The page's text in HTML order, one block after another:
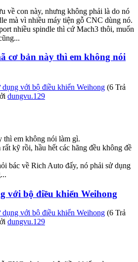
về con này, nhưng không phải là do nó
mà vì nhiều máy tiện gỗ CNC dùng nó.
nhiều spindle thì cứ Mach3 thôi, muốn
cơ bản này thì em không nói
dụng với bộ điều khiển Weihong (6 Trả
dungvu.129
thì em không nói làm gì.
kỹ rồi, hầu hết các hãng đều không đề
bác về Rich Auto đấy, nó phải sử dụng
với bộ điều khiển Weihong
dụng với bộ điều khiển Weihong (6 Trả
dungvu.129